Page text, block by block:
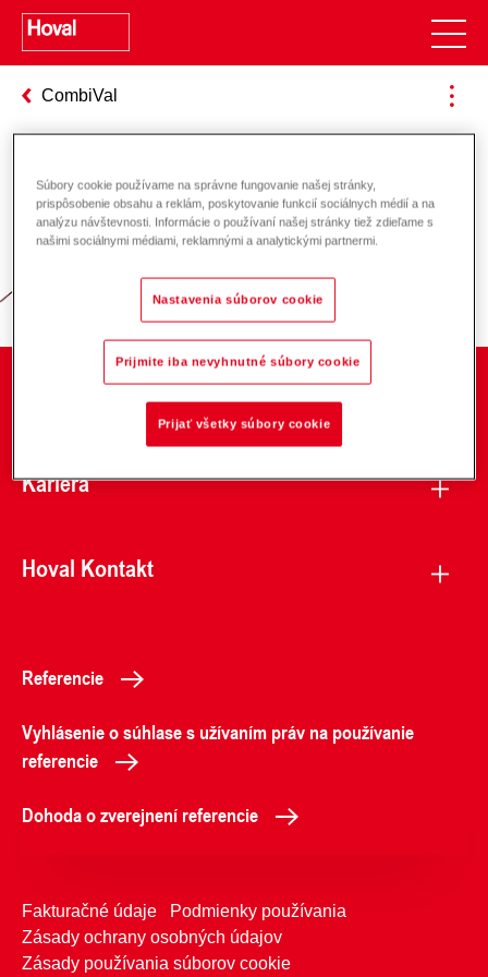
CombiVal
Zodpovednosť za energiu a životné
prostredie
O spoločnosti
Kariéra
Hoval Kontakt
Referencie
Vyhlásenie o súhlase s užívaním práv na používanie
referencie
Dohoda o zverejnení referencie
Fakturačné údaje
Podmienky používania
Zásady ochrany osobných údajov
Zásady používania súborov cookie
Súbory cookie používame na správne fungovanie našej stránky,
prispôsobenie obsahu a reklám, poskytovanie funkcií sociálnych médií a na
analýzu návštevnosti. Informácie o používaní našej stránky tiež zdieľame s
našimi sociálnymi médiami, reklamnými a analytickými partnermi.
Nastavenia súborov cookie
Prijmite iba nevyhnutné súbory cookie
Prijať všetky súbory cookie